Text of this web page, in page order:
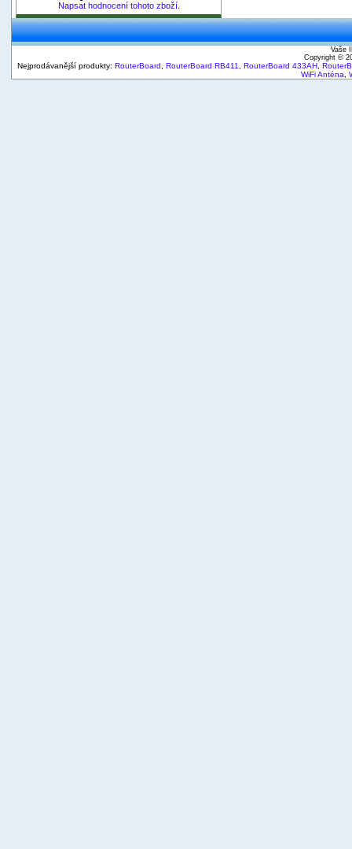
Napsat hodnocení tohoto zboží.
Vaše
Copyright ©
Nejprodávanější produkty: RouterBoard RouterBoard RB411 RouterBoard 433AH
WiFi Anténa